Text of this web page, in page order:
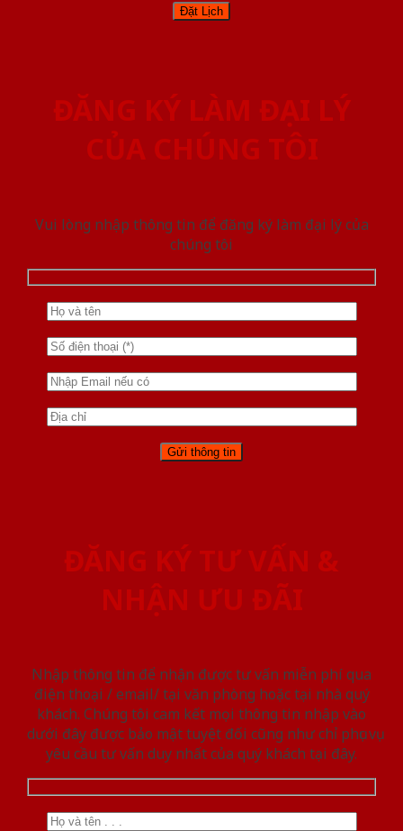
ĐĂNG KÝ LÀM ĐẠI LÝ
CỦA CHÚNG TÔI
Vui lòng nhập thông tin để đăng ký làm đại lý của
chúng tôi
ĐĂNG KÝ TƯ VẤN &
NHẬN ƯU ĐÃI
Nhập thông tin để nhận được tư vấn miễn phí qua
điện thoại / email/ tại văn phòng hoặc tại nhà quý
khách. Chúng tôi cam kết mọi thông tin nhập vào
dưới đây được bảo mật tuyệt đối cũng như chỉ phục vụ
yêu cầu tư vấn duy nhất của quý khách tại đây.